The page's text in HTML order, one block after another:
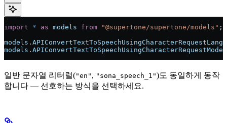
import * as models from "@supertone/supertone/models" ;
models .
models . APIConvertTextToSpeechUsingCharacterRequestModel
일반 문자열 리터럴("en" , "sona_speech_1")도 동일하게 동작
합니다 — 선호하는 방식을 선택하세요.